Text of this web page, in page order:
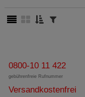
0800-10 11 422
gebührenfreie Rufnummer
Versandkostenfrei